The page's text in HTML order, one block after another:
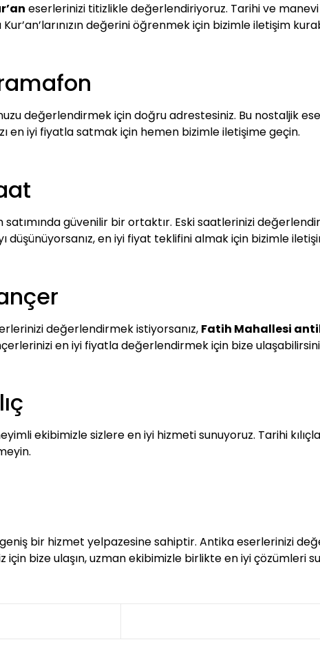
eserlerinizi titizlikle değerlendiriyoruz. Tarihi ve
değerini öğrenmek için bizimle iletişim
değerlendirmek için doğru adrestesiniz. Bu nostaljik
en iyi fiyatla satmak için hemen bizimle iletişime geçin.
satımında güvenilir bir ortaktır. Eski saatlerinizi
düşünüyorsanız, en iyi fiyat teklifini almak için bizimle
değerlendirmek istiyorsanız, Fatih Mahallesi
en iyi fiyatla değerlendirmek için bize
ekibimizle sizlere en iyi hizmeti sunuyoruz. Tarihi
bir hizmet yelpazesine sahiptir. Antika eserlerinizi
bize ulaşın, uzman ekibimizle birlikte en iyi çözümleri